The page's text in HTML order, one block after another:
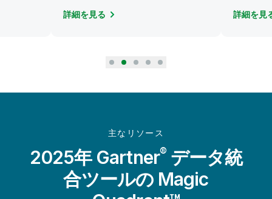
詳細を見る 詳細を見
主なリソース
2025年 Gartner®データ統
合ツールの Magic